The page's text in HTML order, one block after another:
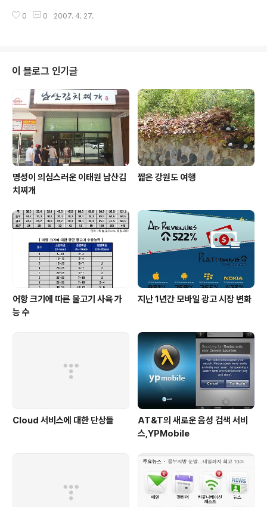
해서 돌리니 파일을 아주아주 잘 다운 받더니 어느 순간 부
런게 있을려나...
0 0 2007. 4. 27.
이 블로그 인기글
명성이 의심스러운 이태원 남산김
치찌개
짧은 강원도 여행
어항 크기에 따른 물고기 사육 가
능 수
지난 1년간 모바일 광고 시장 변화
Cloud 서비스에 대한 단상들
AT&T의 새로운 음성 검색 서비
스,YPMobile